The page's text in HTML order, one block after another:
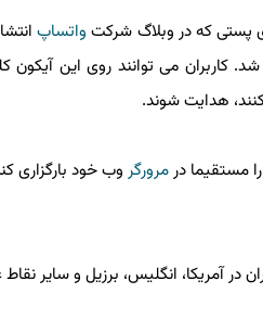
پستی که در وبلاگ شرکتواتساپ
کاربران می توانند روی این
هدایت شوند.
مستقیما درمرورگروب خود بارگزاری
در آمریکا، انگلیس، برزیل و سایر